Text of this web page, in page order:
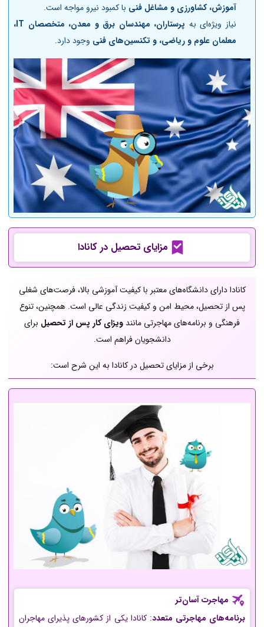
آموزش، کشاورزی و مشاغل فنی با کمبود نیرو مواجه است.
نیاز ویژه‌ای به
پرستاران، مهندسان برق و معدن، متخصصان IT،
معلمان علوم و ریاضی، و تکنسین‌های فنی وجود دارد.
مزایای تحصیل در کانادا
کانادا دارای دانشگاه‌های معتبر با کیفیت آموزشی بالا، فرصت‌های شغلی
پس از تحصیل، محیط امن و کیفیت زندگی عالی است. همچنین، تنوع
فرهنگی و برنامه‌های مهاجرتی مانند ویزای کار پس از تحصیل برای
دانشجویان فراهم است.
برخی از مزایای تحصیل در کانادا به این شرح است:
مهاجرت آسان‌تر
برنامه‌های مهاجرتی متعدد: کانادا یکی از کشورهای پذیرای مهاجران